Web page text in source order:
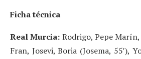
Ficha técnica
Real Murcia: Rodrigo, Pepe
Fran, Josevi, Boria (Josema, 55′),